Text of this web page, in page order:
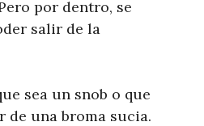
por dentro, se
salir de la
sea un snob o que
de una broma sucia.